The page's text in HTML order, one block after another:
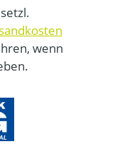
wenn